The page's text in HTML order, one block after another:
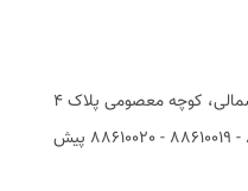
کوچه معصومی پلاک 4
تلفن تماس: 88610021- 88610023 - 88610019 - 88610020 پیش